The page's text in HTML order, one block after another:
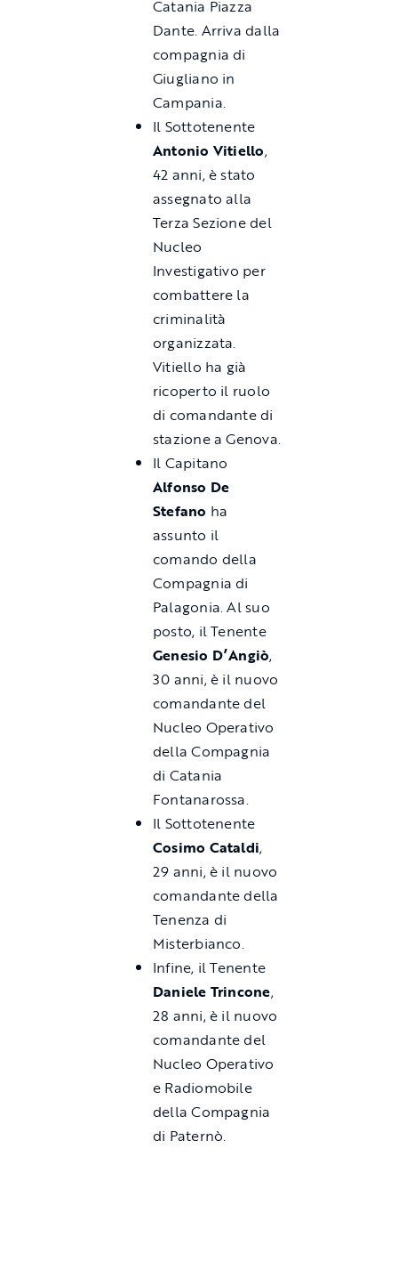
Catania Piazza
Dante. Arriva dalla
compagnia di
Giugliano in
Campania.
Il Sottotenente
Antonio Vitiello,
42 anni, è stato
assegnato alla
Terza Sezione del
Nucleo
Investigativo per
combattere la
criminalità
organizzata.
Vitiello ha già
ricoperto il ruolo
di comandante di
stazione a Genova.
Il Capitano
Alfonso De
Stefano ha
assunto il
comando della
Compagnia di
Palagonia. Al suo
posto, il Tenente
Genesio D’Angiò,
30 anni, è il nuovo
comandante del
Nucleo Operativo
della Compagnia
di Catania
Fontanarossa.
Il Sottotenente
Cosimo Cataldi,
29 anni, è il nuovo
comandante della
Tenenza di
Misterbianco.
Infine, il Tenente
Daniele Trincone,
28 anni, è il nuovo
comandante del
Nucleo Operativo
e Radiomobile
della Compagnia
di Paternò.